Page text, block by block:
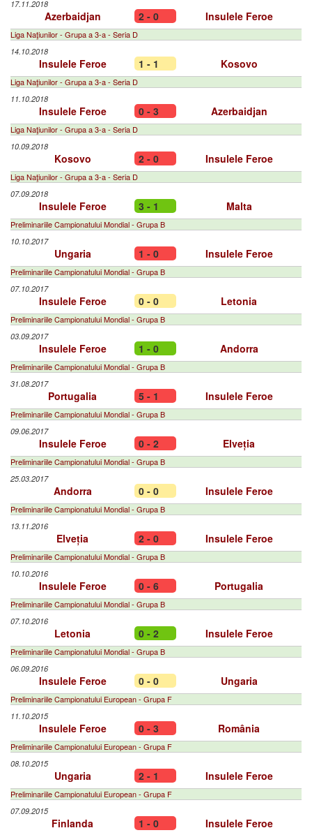
17.11.2018
Azerbaidjan 2 - 0 Insulele Feroe
Liga Naţiunilor - Grupa a 3-a - Seria D
14.10.2018
Insulele Feroe 1 - 1 Kosovo
Liga Naţiunilor - Grupa a 3-a - Seria D
11.10.2018
Insulele Feroe 0 - 3 Azerbaidjan
Liga Naţiunilor - Grupa a 3-a - Seria D
10.09.2018
Kosovo 2 - 0 Insulele Feroe
Liga Naţiunilor - Grupa a 3-a - Seria D
07.09.2018
Insulele Feroe 3 - 1 Malta
Preliminariile Campionatului Mondial - Grupa B
10.10.2017
Ungaria 1 - 0 Insulele Feroe
Preliminariile Campionatului Mondial - Grupa B
07.10.2017
Insulele Feroe 0 - 0 Letonia
Preliminariile Campionatului Mondial - Grupa B
03.09.2017
Insulele Feroe 1 - 0 Andorra
Preliminariile Campionatului Mondial - Grupa B
31.08.2017
Portugalia 5 - 1 Insulele Feroe
Preliminariile Campionatului Mondial - Grupa B
09.06.2017
Insulele Feroe 0 - 2 Elveția
Preliminariile Campionatului Mondial - Grupa B
25.03.2017
Andorra 0 - 0 Insulele Feroe
Preliminariile Campionatului Mondial - Grupa B
13.11.2016
Elveția 2 - 0 Insulele Feroe
Preliminariile Campionatului Mondial - Grupa B
10.10.2016
Insulele Feroe 0 - 6 Portugalia
Preliminariile Campionatului Mondial - Grupa B
07.10.2016
Letonia 0 - 2 Insulele Feroe
Preliminariile Campionatului Mondial - Grupa B
06.09.2016
Insulele Feroe 0 - 0 Ungaria
Preliminariile Campionatului European - Grupa F
11.10.2015
Insulele Feroe 0 - 3 România
Preliminariile Campionatului European - Grupa F
08.10.2015
Ungaria 2 - 1 Insulele Feroe
Preliminariile Campionatului European - Grupa F
07.09.2015
Finlanda 1 - 0 Insulele Feroe